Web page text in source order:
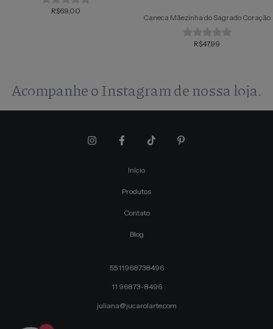
R$69,00
Caneca Mãezinha do Sagrado Coração
R$47,99
Acompanhe o Instagram de nossa loja.
Início
Produtos
Contato
Blog
5511968738496
11 96873-8496
juliana@jucarolarte.com